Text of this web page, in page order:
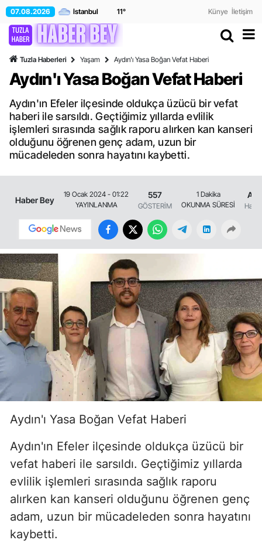
07.08.2026 11° Künye İletişim
Tuzla Haberleri Yaşam Aydın'ı Yasa Boğan Vefat Haberi
Aydın'ı Yasa Boğan Vefat Haberi
Aydın'ın Efeler ilçesinde oldukça üzücü bir vefat
haberi ile sarsıldı. Geçtiğimiz yıllarda evlilik
işlemleri sırasında sağlık raporu alırken kan kanseri
olduğunu öğrenen genç adam, uzun bir
mücadeleden sonra hayatını kaybetti.
Haber Bey
19 Ocak 2024 - 01:22
YAYINLANMA
557
GÖSTERİM
1 Dakika
OKUNMA SÜRESİ
Aydın'ı Yasa Boğan Vefat Haberi
Aydın'ın Efeler ilçesinde oldukça üzücü bir
vefat haberi ile sarsıldı. Geçtiğimiz yıllarda
evlilik işlemleri sırasında sağlık raporu
alırken kan kanseri olduğunu öğrenen genç
adam, uzun bir mücadeleden sonra hayatını
kaybetti.